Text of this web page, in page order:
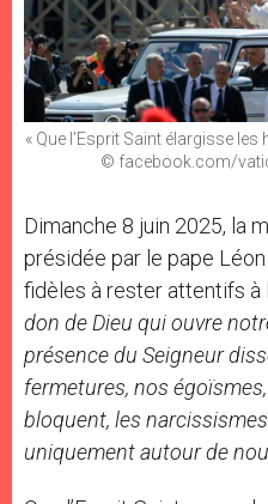
« Que l’Esprit Saint élargisse
© facebook.com/
Dimanche 8 juin 2025, la
présidée par le pape Léon
fidèles à rester attentifs à
don de Dieu qui ouvre
présence du Seigneur
fermetures, nos
bloquent, les
uniquement autour de